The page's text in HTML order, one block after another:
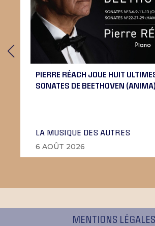
PIERRE RÉACH JOUE HUIT
SONATES DE BEETHOVEN
LA MUSIQUE DES AUTRES
6 AOÛT 2026
MENTIONS LÉGALES